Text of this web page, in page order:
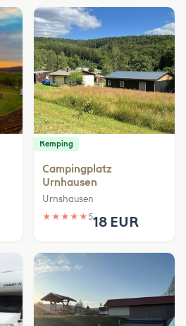
Kemping
Campingplatz
Urnhausen
Urnshausen
★ ★ ★ ★ ★518 EUR